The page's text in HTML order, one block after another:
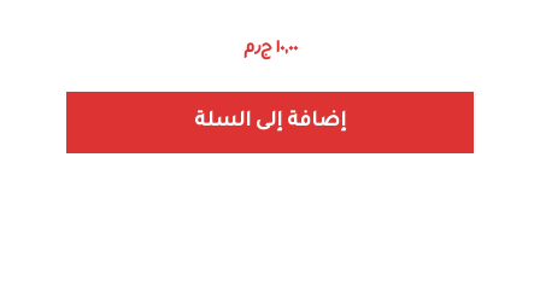
١٠,٠٠ ج٫م
إضافة إلى السلة